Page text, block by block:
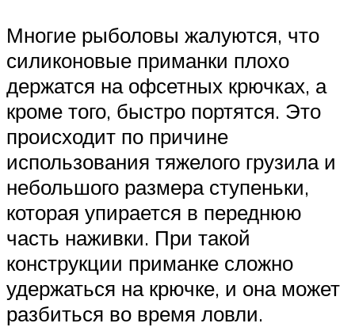
Многие рыболовы жалуются, что
силиконовые приманки плохо
держатся на офсетных крючках, а
кроме того, быстро портятся. Это
происходит по причине
использования тяжелого грузила и
небольшого размера ступеньки,
которая упирается в переднюю
часть наживки. При такой
конструкции приманке сложно
удержаться на крючке, и она может
разбиться во время ловли.